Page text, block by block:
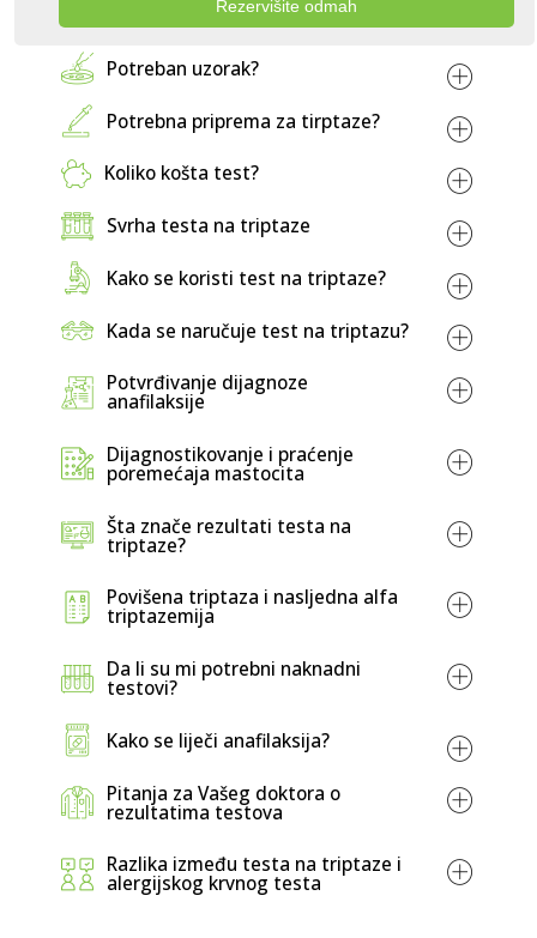
Rezervišite odmah
Potreban uzorak?
Potrebna priprema za tirptaze?
Koliko košta test?
Cijena za test na triptaza
Tešanjska 1
Svrha testa na triptaze
Kako bi se utvrdilo da li se nedavno dogodila
teška alergijska reakcija, nazvana anafilaksija ili
Za dijagnosticiranje poremećaja mastocita,
rijetka stanja u kojima postoji ili previše
mastocita u tijelu ili su mastociti abnormalno
reaktivni;
mastocita kako bi se utvrdilo da li je njihovo
Kako se koristi test na triptaze?
Kada se naručuje test na triptazu?
Potvrđivanje dijagnoze
anafilaksije
Oticanje lica ili jezika;
Anksioznost;
Omaglicu ili vrtoglavice;
Kožne reakcije, kao što su crvenilo, svrab ili
Dijagnostikovanje i praćenje
poremećaja mastocita
Kožna mastocitoza (CM):
Šta znače rezultati testa na
triptaze?
Povišena triptaza i nasljedna alfa
triptazemija
Da li su mi potrebni naknadni
testovi?
Kako se liječi anafilaksija?
Pitanja za Vašeg doktora o
rezultatima testova
Razlika između testa na triptaze i
alergijskog krvnog testa